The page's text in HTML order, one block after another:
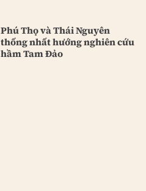
Phú Thọ và Thái Nguyên
thống nhất hướng nghiên cứu
hầm Tam Đảo